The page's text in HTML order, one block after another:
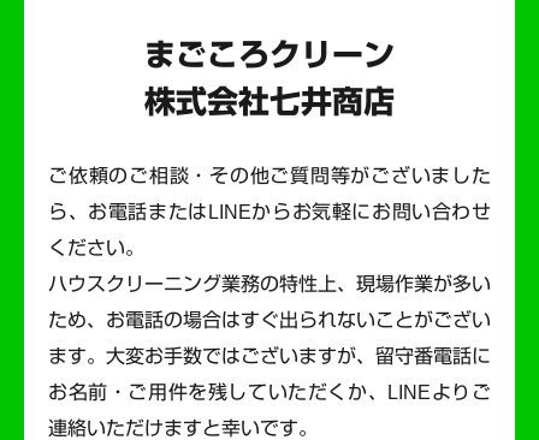
まごころクリーン
株式会社七井商店
ご依頼のご相談・その他ご質問等がございました
ら、お電話またはLINEからお気軽にお問い合わせ
ください。
ハウスクリーニング業務の特性上、現場作業が多い
ため、お電話の場合はすぐ出られないことがござい
ます。 大変お手数ではございますが、留守番電話に
お名前・ご用件を残していただくか、LINEよりご
連絡いただけますと幸いです。